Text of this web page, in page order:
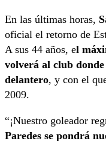
En las últimas horas,
oficial el retorno de
A sus 44 años, el
volverá al club
delantero, y con el
2009.
“¡Nuestro goleador
Paredes se pondrá